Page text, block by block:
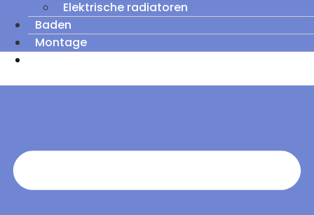
Elektrische radiatoren
Baden
Montage